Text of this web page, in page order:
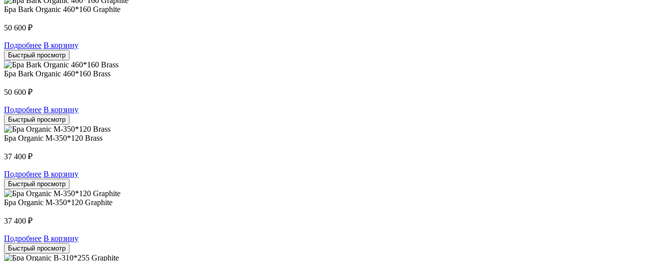
Бра Bark Organic 460*160 Graphite
50 600 ₽
Подробнее В корзину
Быстрый просмотр
Бра Bark Organic 460*160 Brass
50 600 ₽
Подробнее В корзину
Быстрый просмотр
Бра Organic M-350*120 Brass
37 400 ₽
Подробнее В корзину
Быстрый просмотр
Бра Organic M-350*120 Graphite
37 400 ₽
Подробнее В корзину
Быстрый просмотр